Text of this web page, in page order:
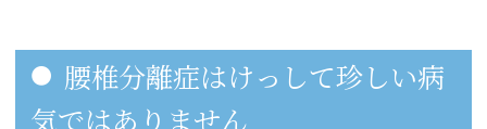
腰椎分離症はけっして珍しい病
気ではありません